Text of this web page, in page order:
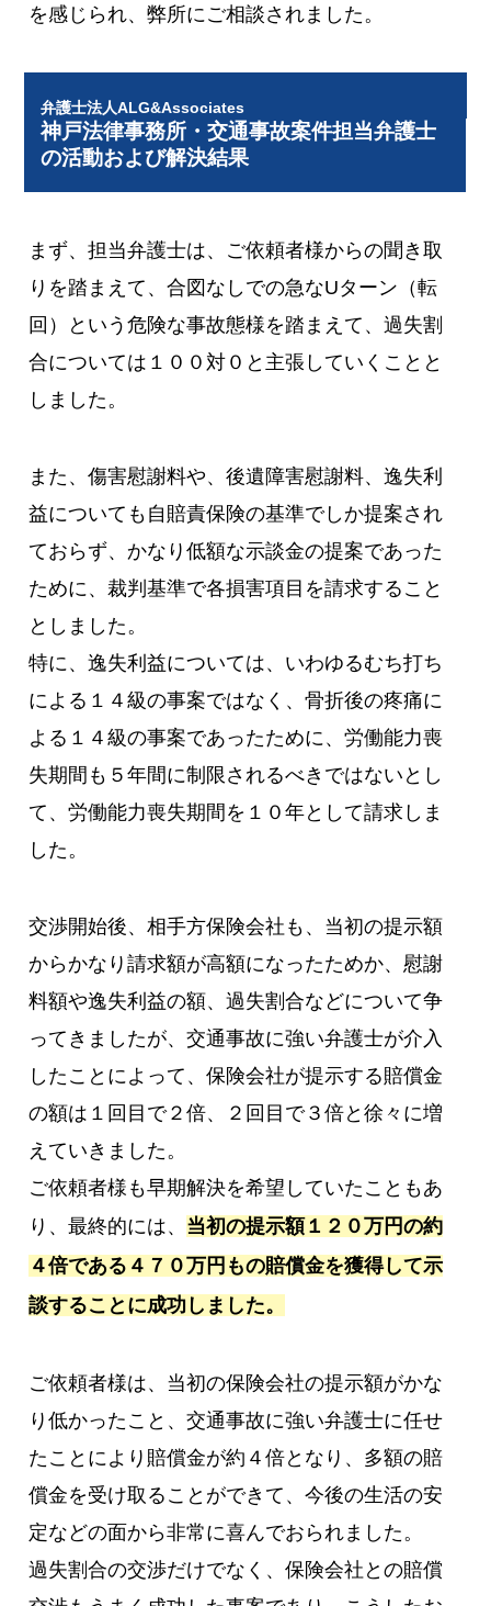
を感じられ、弊所にご相談されました。
弁護士法人ALG&Associates
神戸法律事務所・交通事故案件担当弁護士
の活動および解決結果
まず、担当弁護士は、ご依頼者様からの聞き取
りを踏まえて、合図なしでの急なUターン（転
回）という危険な事故態様を踏まえて、過失割
合については１００対０と主張していくことと
しました。
また、傷害慰謝料や、後遺障害慰謝料、逸失利
益についても自賠責保険の基準でしか提案され
ておらず、かなり低額な示談金の提案であった
ために、裁判基準で各損害項目を請求すること
としました。
特に、逸失利益については、いわゆるむち打ち
による１４級の事案ではなく、骨折後の疼痛に
よる１４級の事案であったために、労働能力喪
失期間も５年間に制限されるべきではないとし
て、労働能力喪失期間を１０年として請求しま
した。
交渉開始後、相手方保険会社も、当初の提示額
からかなり請求額が高額になったためか、慰謝
料額や逸失利益の額、過失割合などについて争
ってきましたが、交通事故に強い弁護士が介入
したことによって、保険会社が提示する賠償金
の額は１回目で２倍、２回目で３倍と徐々に増
えていきました。
ご依頼者様も早期解決を希望していたこともあ
り、最終的には、 当初の提示額１２０万円の約
４倍である４７０万円もの賠償金を獲得して示
談することに成功しました。
ご依頼者様は、当初の保険会社の提示額がかな
り低かったこと、交通事故に強い弁護士に任せ
たことにより賠償金が約４倍となり、多額の賠
償金を受け取ることができて、今後の生活の安
定などの面から非常に喜んでおられました。
過失割合の交渉だけでなく、保険会社との賠償